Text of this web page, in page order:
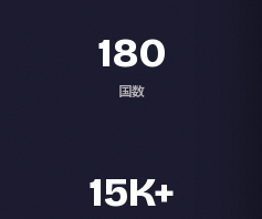
180
国数
15K+